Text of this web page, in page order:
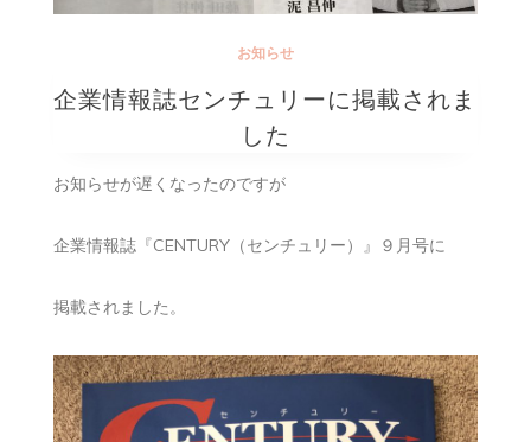
お知らせ
企業情報誌センチュリーに掲載されま
した
お知らせが遅くなったのですが
企業情報誌『CENTURY（センチュリー）』９月号に
掲載されました。